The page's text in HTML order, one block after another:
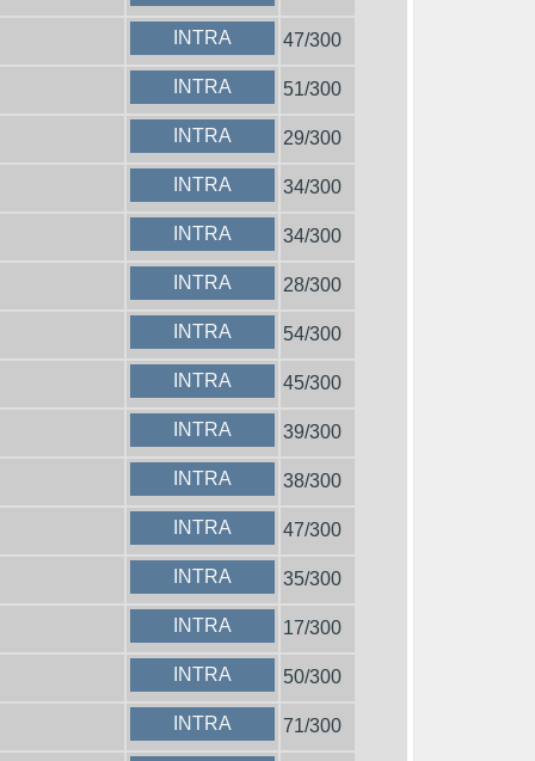
INTRA 47/300
INTRA 51/300
INTRA 29/300
INTRA 34/300
INTRA 34/300
INTRA 28/300
INTRA 54/300
INTRA 45/300
INTRA 39/300
INTRA 38/300
INTRA 47/300
INTRA 35/300
INTRA 17/300
INTRA 50/300
INTRA 71/300